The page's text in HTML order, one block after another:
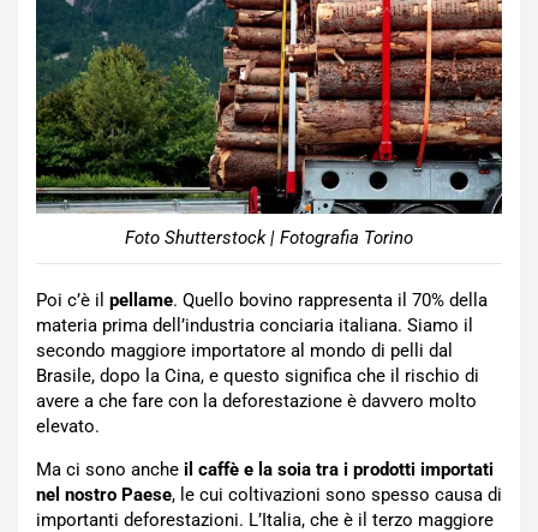
Foto Shutterstock | Fotografia Torino
Poi c’è il pellame. Quello bovino rappresenta il 70% della
materia prima dell’industria conciaria italiana. Siamo il
secondo maggiore importatore al mondo di pelli dal
Brasile, dopo la Cina, e questo significa che il rischio di
avere a che fare con la deforestazione è davvero molto
elevato.
Ma ci sono anche il caffè e la soia tra i prodotti importati
nel nostro Paese, le cui coltivazioni sono spesso causa di
importanti deforestazioni. L’Italia, che è il terzo maggiore